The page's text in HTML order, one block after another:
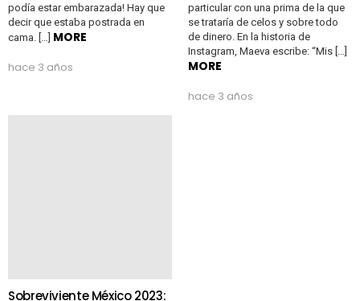
podía estar embarazada! Hay que
decir que estaba postrada en
cama. […] MORE
hace 3 años
particular con una prima de la que
se trataría de celos y sobre todo
de dinero. En la historia de
Instagram, Maeva escribe: “Mis […]
MORE
hace 3 años
Sobreviviente México 2023: